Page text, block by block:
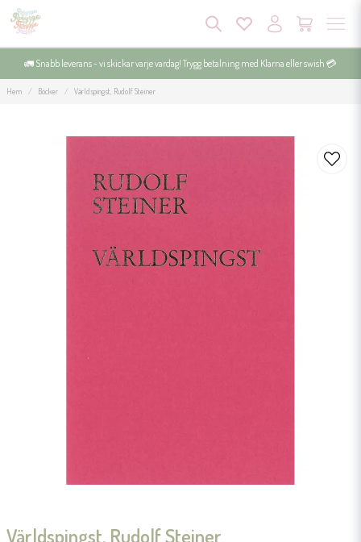
🚛 Snabb leverans - vi skickar varje vardag! Trygg betalning med Klarna eller swish 💳
Hem Böcker Världspingst, Rudolf Steiner
Världspingst, Rudolf Steiner